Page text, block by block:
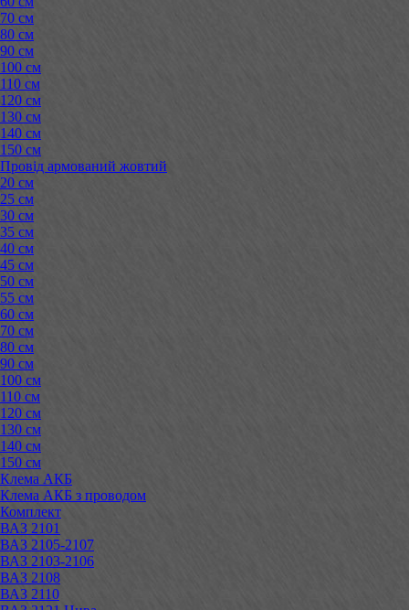
70 см
80 см
90 см
100 см
110 см
120 см
130 см
140 см
150 см
Провід армований жовтий
20 см
25 см
30 см
35 см
40 см
45 см
50 см
55 см
60 см
70 см
80 см
90 см
100 см
110 см
120 см
130 см
140 см
150 см
Клема АКБ
Клема АКБ з проводом
Комплект
ВАЗ 2101
ВАЗ 2105-2107
ВАЗ 2103-2106
ВАЗ 2108
ВАЗ 2110